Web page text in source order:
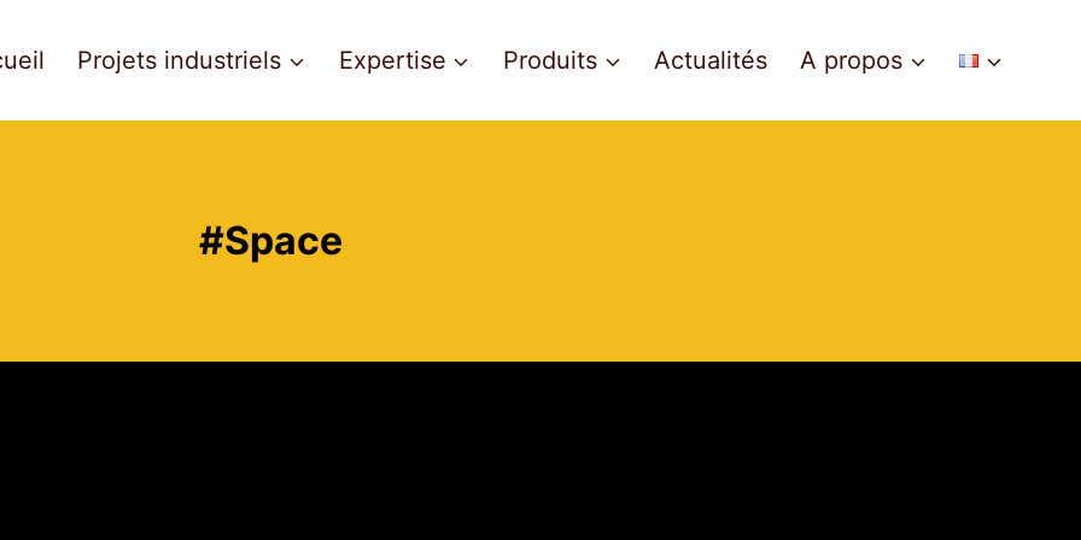
Projets industriels Expertise Produits Actualités A propos
#Space